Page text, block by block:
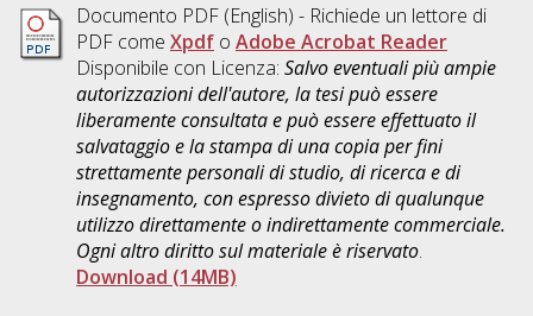
Documento PDF(English) - Richiede un lettore di
PDF come Xpdfo Adobe Acrobat Reader
Disponibile con Licenza: Salvo eventuali più ampie
autorizzazioni dell'autore, la tesi può essere
liberamente consultata e può essere effettuato il
salvataggio e la stampa di una copia per fini
strettamente personali di studio, di ricerca e di
insegnamento, con espresso divieto di qualunque
utilizzo direttamente o indirettamente commerciale.
Ogni altro diritto sul materiale è riservato.
Download (14MB)